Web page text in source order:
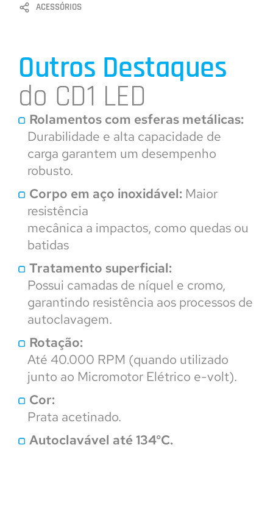
ACESSÓRIOS
Outros Destaques
do CD1 LED
Rolamentos com esferas metálicas:
Durabilidade e alta capacidade de
carga garantem um desempenho
robusto.
Corpo em aço inoxidável: Maior
resistência
mecânica a impactos, como quedas ou
batidas
Tratamento superficial:
Possui camadas de níquel e cromo,
garantindo resistência aos processos de
autoclavagem.
Rotação:
Até 40.000 RPM (quando utilizado
junto ao Micromotor Elétrico e-volt).
Cor:
Prata acetinado.
Autoclavável até 134°C.